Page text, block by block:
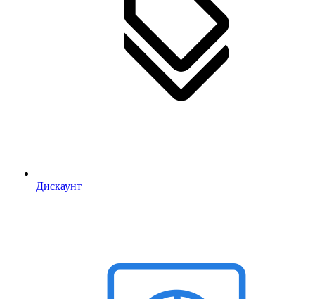
Дискаунт